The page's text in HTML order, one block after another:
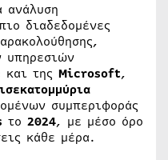
ανάλυση
διαδεδομένες
υπηρεσιών
και της Microsoft,
συμπεριφοράς
το 2024, με μέσο όρο
κάθε μέρα.